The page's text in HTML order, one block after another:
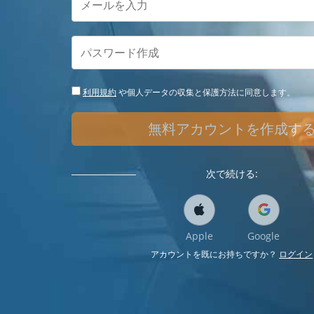
利用規約や個人データの収集と保護方法に同意します。
無料アカウントを作成す
次で続ける:
Apple Google
アカウントを既にお持ちですか？ ログイン